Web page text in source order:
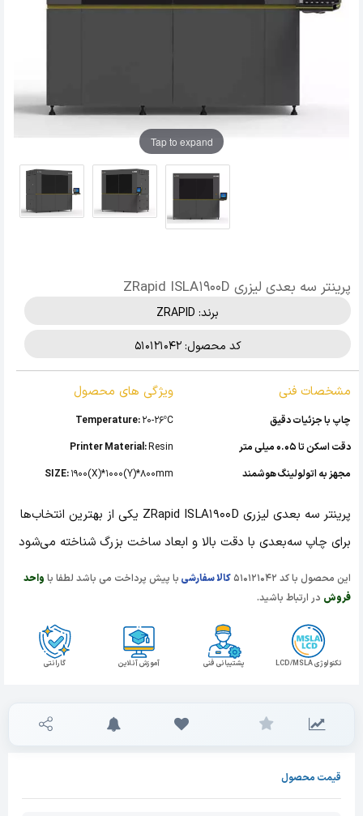
Tap to expand
پرینتر سه بعدی لیزری ZRapid ISLA1900D
برند: ZRAPID
کد محصول: 510121042
مشخصات فنی
چاپ با جزئیات دقیق
دقت اسکن تا 0.05 میلی متر
مجهز به اتولولینگ هوشمند
ویژگی های محصول
Temperature:20-26ºC
Printer Material:Resin
SIZE:1900(X)*1000(Y)*800mm
پرینتر سه بعدی لیزری ZRapid ISLA1900D یکی از بهترین انتخاب‌ها
برای چاپ سه‌بعدی با دقت بالا و ابعاد ساخت بزرگ شناخته می‌شود
این محصول با کد 510121042 کالا سفارشی با پیش پرداخت می باشد لطفا با واحد
فروش در ارتباط باشید.
گارانتی آموزش آنلاین پشتیبانی فنی تکنولوژی LCD/MSLA
قیمت محصول